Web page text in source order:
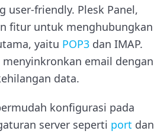
user-friendly. Plesk Panel,
fitur untuk menghubungkan
yaitu POP3 dan IMAP.
email dengan
data.
konfigurasi pada
server seperti port dan